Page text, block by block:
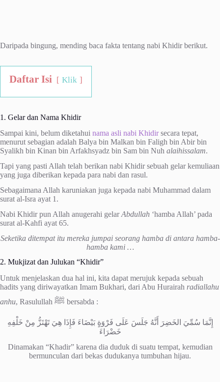
Daripada bingung, mending baca fakta tentang nabi Khidir berikut.
Daftar Isi Klik
1. Gelar dan Nama Khidir
Sampai kini, belum diketahui nama asli nabi Khidirsecara tepat,
menurut sebagian adalah Balya bin Malkan bin Faligh bin Abir bin
Syalikh bin Kinan bin Arfakhsyadz bin Sam bin Nuh alaihissalam.
Tapi yang pasti Allah telah berikan nabi Khidir sebuah gelar kemuliaan
yang juga diberikan kepada para nabi dan rasul.
Sebagaimana Allah karuniakan juga kepada nabi Muhammad dalam
surat al-Isra ayat 1.
Nabi Khidir pun Allah anugerahi gelarAbdullah ‘hamba Allah’ pada
surat al-Kahfi ayat 65.
Seketika ditempat itu mereka jumpai seorang hamba di antara hamba-
hamba kami …
2. Mukjizat dan Julukan “Khidir”
Untuk menjelaskan dua hal ini, kita dapat merujuk kepada sebuah
hadits yang diriwayatkan Imam Bukhari, dari Abu Hurairah radiallahu
anhu, Rasulullah ﷺ bersabda :
إِنَّمَا سُمِّيَ الخَضِرَ أَنَّهُ جَلَسَ عَلَى فَرْوَةٍ بَيْضَاءَ فَإِذَا هِيَ تَهْتَزُّ مِنْ خَلْفِهِ
خَضْرَاءَ
Dinamakan “Khadir” karena dia duduk di suatu tempat, kemudian
bermunculan dari bekas dudukanya tumbuhan hijau.